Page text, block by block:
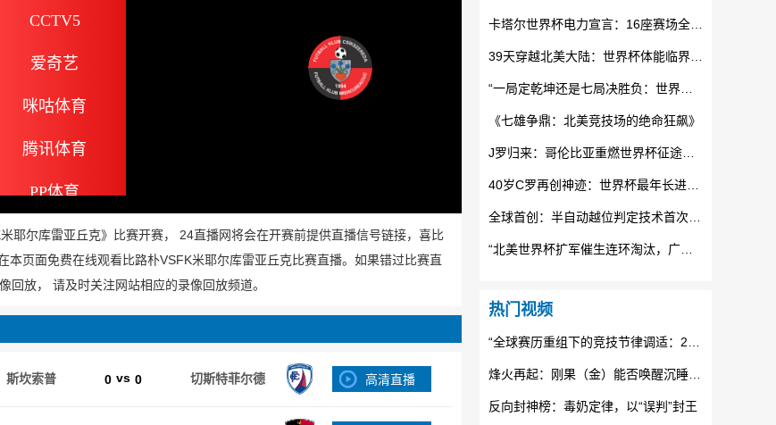
CCTV5
爱奇艺
咪咕体育
腾讯体育
PP体育
耶尔库雷亚丘克》比赛开赛， 24直播网将会在开赛前提供直播信号链接，喜比
页面免费在线观看比路朴VSFK米耶尔库雷亚丘克比赛直播。如果错过比赛直
放， 请及时关注网站相应的录像回放频道。
斯坎索普 0 vs 0 切斯特菲尔德 高清直播
《七雄争鼎：北美竞技场的绝命狂飙》
热门视频
反向封神榜：毒奶定律，以“误判”封王